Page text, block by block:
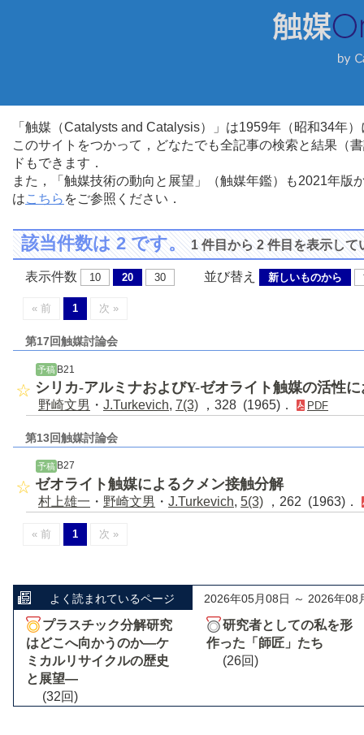
「触媒（Catalysts and Catalysis）」は1959年（昭和34年
このサイトをつかって，どなたでも全記事の検索と結果（
ドもできます．
また，「触媒技術の動向と展望」（触媒年鑑）も2021年
はこちら をご参照ください．
該当件数は 2 です。1 件目から 2 件目を表示して
表示件数 10 20 30 並び替え 新しいものから
« 前 1 次 »
第17回触媒討論会
予稿 B21
シリカ-アルミナおよびY-ゼオライト触媒の活性
野崎文男 ・ J.Turkevich, 7(3) ，328 (1965)． PDF
第13回触媒討論会
予稿 B27
ゼオライト触媒によるクメン接触分解
村上雄一 ・ 野崎文男 ・ J.Turkevich, 5(3) ，262 (1963)．
« 前 1 次 »
よく読まれているページ 2026年05月08日 ～ 2026年08
プラスチック分解研究
はどこへ向かうのか―ケ
ミカルリサイクルの歴史
と展望―
(32回)
研究者としての私を形
作った「師匠」たち
(26回)